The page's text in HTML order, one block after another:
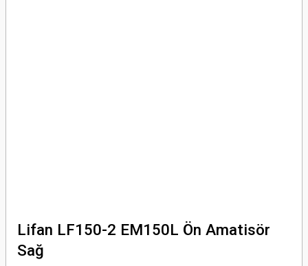
Lifan LF150-2 EM150L Ön Amatisör
Sağ